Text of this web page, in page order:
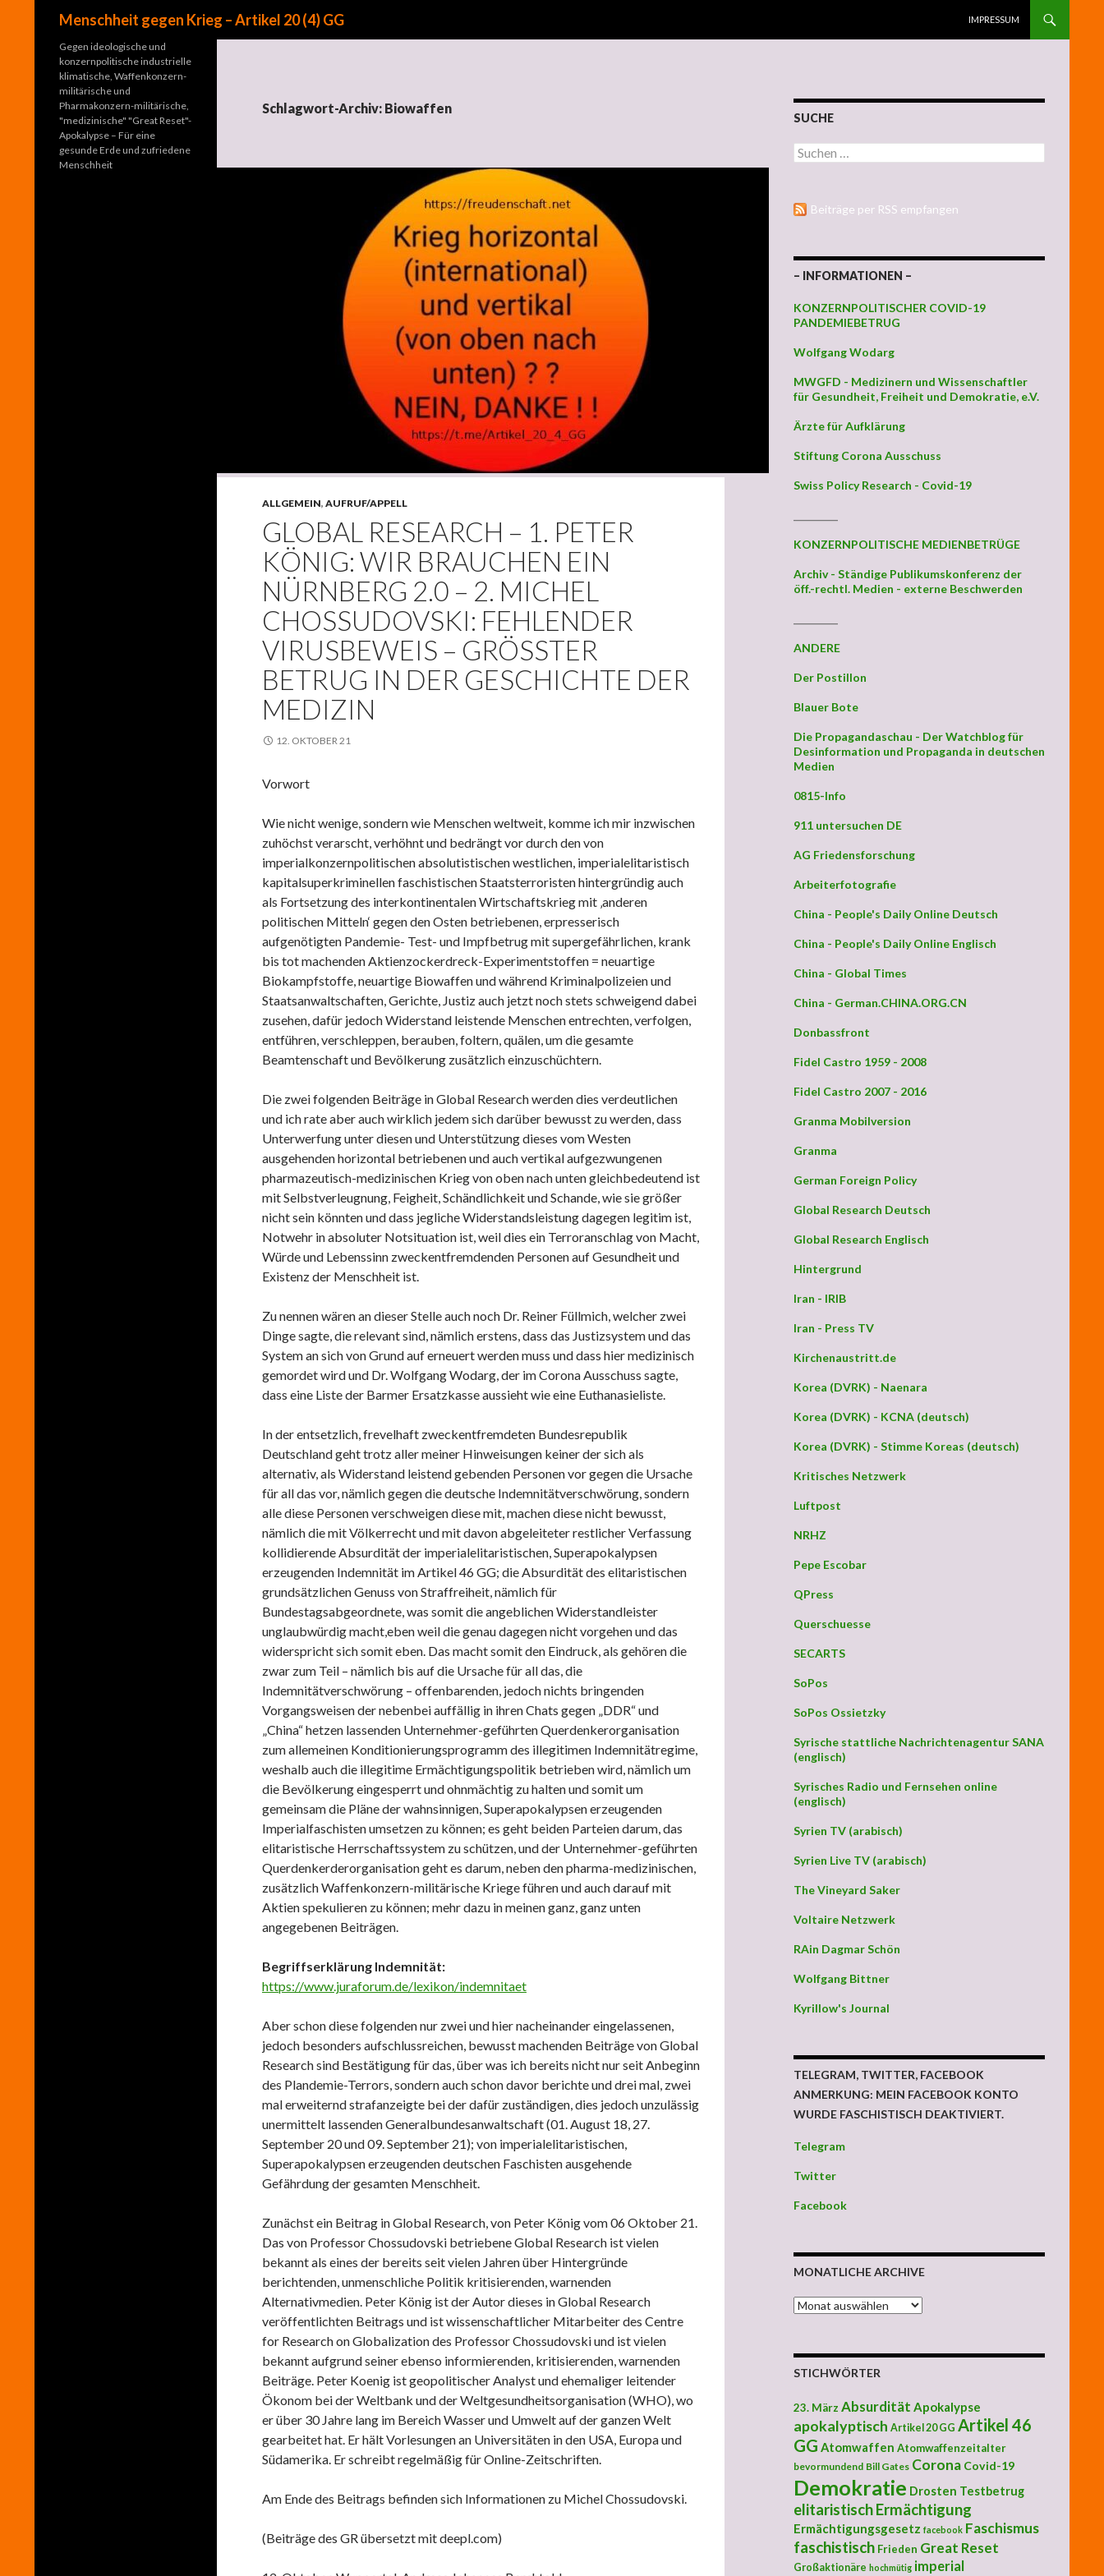
Menschheit gegen Krieg – Artikel 20 (4) GG
IMPRESSUM
Schlagwort-Archiv: Biowaffen
ALLGEMEIN, AUFRUF/APPELL
GLOBAL RESEARCH – 1. PETER
KÖNIG: WIR BRAUCHEN EIN
NÜRNBERG 2.0 – 2. MICHEL
CHOSSUDOVSKI: FEHLENDER
VIRUSBEWEIS – GRÖSSTER B
ETRUG IN DER GESCHICHTE DER M
EDIZIN
12. OKTOBER 21
Vorwort
Wie nicht wenige, sondern wie Menschen weltweit, komme ich mir inzwischen
zuhöchst verarscht, verhöhnt und bedrängt vor durch den von
imperialkonzernpolitischen absolutistischen westlichen, imperialelitaristisch
kapitalsuperkriminellen faschistischen Staatsterroristen hintergründig auch
als Fortsetzung des interkontinentalen Wirtschaftskrieg mit ‚anderen
politischen Mitteln‘ gegen den Osten betriebenen, erpresserisch
aufgenötigten Pandemie- Test- und Impfbetrug mit supergefährlichen, krank
bis tot machenden Aktienzockerdreck-Experimentstoffen = neuartige
Biokampfstoffe, neuartige Biowaffen und während Kriminalpolizeien und
Staatsanwaltschaften, Gerichte, Justiz auch jetzt noch stets schweigend dabei
zusehen, dafür jedoch Widerstand leistende Menschen entrechten, verfolgen,
entführen, verschleppen, berauben, foltern, quälen, um die gesamte
Beamtenschaft und Bevölkerung zusätzlich einzuschüchtern.
Die zwei folgenden Beiträge in Global Research werden dies verdeutlichen
und ich rate aber auch wirklich jedem sich darüber bewusst zu werden, dass
Unterwerfung unter diesen und Unterstützung dieses vom Westen
ausgehenden horizontal betriebenen und auch vertikal aufgezwungenen
pharmazeutisch-medizinischen Krieg von oben nach unten gleichbedeutend ist
mit Selbstverleugnung, Feigheit, Schändlichkeit und Schande, wie sie größer
nicht sein könnten und dass jegliche Widerstandsleistung dagegen legitim ist,
Notwehr in absoluter Notsituation ist, weil dies ein Terroranschlag von Macht,
Würde und Lebenssinn zweckentfremdenden Personen auf Gesundheit und
Existenz der Menschheit ist.
Zu nennen wären an dieser Stelle auch noch Dr. Reiner Füllmich, welcher zwei
Dinge sagte, die relevant sind, nämlich erstens, dass das Justizsystem und das
System an sich von Grund auf erneuert werden muss und dass hier medizinisch
gemordet wird und Dr. Wolfgang Wodarg, der im Corona Ausschuss sagte,
dass eine Liste der Barmer Ersatzkasse aussieht wie eine Euthanasieliste.
In der entsetzlich, frevelhaft zweckentfremdeten Bundesrepublik
Deutschland geht trotz aller meiner Hinweisungen keiner der sich als
alternativ, als Widerstand leistend gebenden Personen vor gegen die Ursache
für all das vor, nämlich gegen die deutsche Indemnitätverschwörung, sondern
alle diese Personen verschweigen diese mit, machen diese nicht bewusst,
nämlich die mit Völkerrecht und mit davon abgeleiteter restlicher Verfassung
kollidierende Absurdität der imperialelitaristischen, Superapokalypsen
erzeugenden Indemnität im Artikel 46 GG; die Absurdität des elitaristischen
grundsätzlichen Genuss von Straffreiheit, nämlich für
Bundestagsabgeordnete, was somit die angeblichen Widerstandleister
unglaubwürdig macht,eben weil die genau dagegen nicht vorgehen und das
widerspricht sich somit eben. Das macht somit den Eindruck, als gehören die
zwar zum Teil – nämlich bis auf die Ursache für all das, die
Indemnitätverschwörung – offenbarenden, jedoch nichts bringenden
Vorgangsweisen der nebenbei auffällig in ihren Chats gegen „DDR“ und
„China“ hetzen lassenden Unternehmer-geführten Querdenkerorganisation
zum allemeinen Konditionierungsprogramm des illegitimen Indemnitätregime,
weshalb auch die illegitime Ermächtigungspolitik betrieben wird, nämlich um
die Bevölkerung eingesperrt und ohnmächtig zu halten und somit um
gemeinsam die Pläne der wahnsinnigen, Superapokalypsen erzeugenden
Imperialfaschisten umsetzen zu können; es geht beiden Parteien darum, das
elitaristische Herrschaftssystem zu schützen, und der Unternehmer-geführten
Querdenkerderorganisation geht es darum, neben den pharma-medizinischen,
zusätzlich Waffenkonzern-militärische Kriege führen und auch darauf mit
Aktien spekulieren zu können; mehr dazu in meinen ganz, ganz unten
angegebenen Beiträgen.
Begriffserklärung Indemnität:
https://www.juraforum.de/lexikon/indemnitaet
Aber schon diese folgenden nur zwei und hier nacheinander eingelassenen,
jedoch besonders aufschlussreichen, bewusst machenden Beiträge von Global
Research sind Bestätigung für das, über was ich bereits nicht nur seit Anbeginn
des Plandemie-Terrors, sondern auch schon davor berichte und drei mal, zwei
mal erweiternd strafanzeigte bei der dafür zuständigen, dies jedoch unzulässig
unermittelt lassenden Generalbundesanwaltschaft (01. August 18, 27.
September 20 und 09. September 21); von imperialelitaristischen,
Superapokalypsen erzeugenden deutschen Faschisten ausgehende
Gefährdung der gesamten Menschheit.
Zunächst ein Beitrag in Global Research, von Peter König vom 06 Oktober 21.
Das von Professor Chossudovski betriebene Global Research ist vielen
bekannt als eines der bereits seit vielen Jahren über Hintergründe
berichtenden, unmenschliche Politik kritisierenden, warnenden
Alternativmedien. Peter König ist der Autor dieses in Global Research
veröffentlichten Beitrags und ist wissenschaftlicher Mitarbeiter des Centre
for Research on Globalization des Professor Chossudovski und ist vielen
bekannt aufgrund seiner ebenso informierenden, kritisierenden, warnenden
Beiträge. Peter Koenig ist geopolitischer Analyst und ehemaliger leitender
Ökonom bei der Weltbank und der Weltgesundheitsorganisation (WHO), wo
er über 30 Jahre lang im Bereich Wasser und Umwelt auf der ganzen Welt
gearbeitet hat. Er hält Vorlesungen an Universitäten in den USA, Europa und
Südamerika. Er schreibt regelmäßig für Online-Zeitschriften.
Am Ende des Beitrags befinden sich Informationen zu Michel Chossudovski.
(Beiträge des GR übersetzt mit deepl.com)
SUCHE
Suchen nach:
Beiträge per RSS empfangen
– INFORMATIONEN –
KONZERNPOLITISCHER COVID-19
PANDEMIEBETRUG
Wolfgang Wodarg
MWGFD - Medizinern und Wissenschaftler
für Gesundheit, Freiheit und Demokratie, e.V.
Ärzte für Aufklärung
Stiftung Corona Ausschuss
Swiss Policy Research - Covid-19
KONZERNPOLITISCHE MEDIENBETRÜGE
Archiv - Ständige Publikumskonferenz der
öff.-rechtl. Medien - externe Beschwerden
ANDERE
Der Postillon
Blauer Bote
Die Propagandaschau - Der Watchblog für
Desinformation und Propaganda in deutschen
Medien
0815-Info
911 untersuchen DE
AG Friedensforschung
Arbeiterfotografie
China - People's Daily Online Deutsch
China - People's Daily Online Englisch
China - Global Times
China - German.CHINA.ORG.CN
Donbassfront
Fidel Castro 1959 - 2008
Fidel Castro 2007 - 2016
Granma Mobilversion
Granma
German Foreign Policy
Global Research Deutsch
Global Research Englisch
Hintergrund
Iran - IRIB
Iran - Press TV
Kirchenaustritt.de
Korea (DVRK) - Naenara
Korea (DVRK) - KCNA (deutsch)
Korea (DVRK) - Stimme Koreas (deutsch)
Kritisches Netzwerk
Luftpost
NRHZ
Pepe Escobar
QPress
Querschuesse
SECARTS
SoPos
SoPos Ossietzky
Syrische stattliche Nachrichtenagentur SANA
(englisch)
Syrisches Radio und Fernsehen online
(englisch)
Syrien TV (arabisch)
Syrien Live TV (arabisch)
The Vineyard Saker
Voltaire Netzwerk
RAin Dagmar Schön
Wolfgang Bittner
Kyrillow's Journal
TELEGRAM, TWITTER, FACEBOOK
ANMERKUNG: MEIN FACEBOOK KONTO
WURDE FASCHISTISCH DEAKTIVIERT.
Telegram
Twitter
Facebook
MONATLICHE ARCHIVE
MONATLICHE ARCHIVE
STICHWÖRTER
23. März Absurdität Apokalypse
apokalyptisch Artikel 20 GG Artikel 46
GG Atomwaffen Atomwaffenzeitalter
bevormundend Bill Gates Corona Covid-19
Demokratie Drosten Testbetrug
elitaristischErmächtigung
Ermächtigungsgesetz facebook Faschismus
faschistisch Frieden Great Reset
Großaktionäre hochmütig imperial
Gegen ideologische und
konzernpolitische industrielle
klimatische, Waffenkonzern-
militärische und
Pharmakonzern-militärische,
"medizinische" "Great Reset"-
Apokalypse – Für eine
gesunde Erde und zufriedene
Menschheit